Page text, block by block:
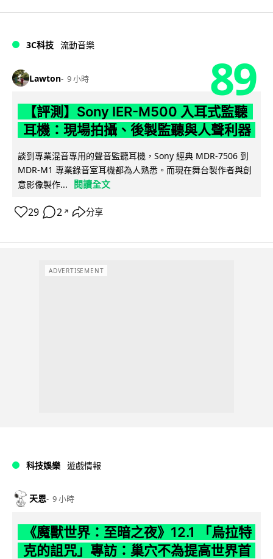
3C科技 流動音樂
Lawton 9 小時 89
【評測】Sony IER-M500 入耳式監聽
耳機：現場拍攝、後製監聽與人聲利器
談到專業混音專用的聲音監聽耳機，Sony 經典 MDR-7506 到
MDR-M1 專業錄音室耳機都為人熟悉。而現在舞台製作者與創
意影像製作...
閱讀全文
29 2 ↗ 分享
ADVERTISEMENT
科技娛樂 遊戲情報
天恩 9 小時
《魔獸世界：至暗之夜》12.1 「烏拉特
克的詛咒」專訪：巢穴不為提高世界首